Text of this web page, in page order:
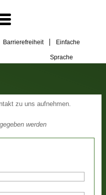
Barrierefreiheit Einfache
Sprache
zu uns aufnehmen.
werden